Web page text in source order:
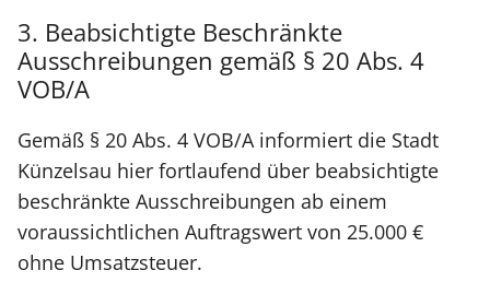
3. Beabsichtigte Beschränkte
Ausschreibungen gemäß § 20 Abs. 4
VOB/A
Gemäß § 20 Abs. 4 VOB/A informiert die Stadt
Künzelsau hier fortlaufend über beabsichtigte
beschränkte Ausschreibungen ab einem
voraussichtlichen Auftragswert von 25.000 €
ohne Umsatzsteuer.